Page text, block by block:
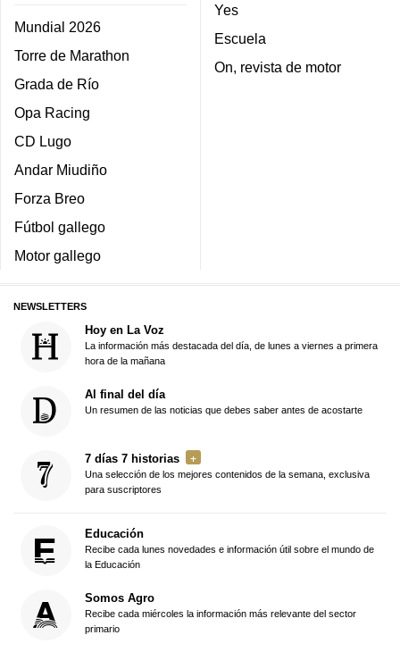
Mundial 2026
Torre de Marathon
Grada de Río
Opa Racing
CD Lugo
Andar Miudiño
Forza Breo
Fútbol gallego
Motor gallego
Yes
Escuela
On, revista de motor
NEWSLETTERS
Hoy en La Voz
La información más destacada del día, de lunes a viernes a primera
hora de la mañana
Al final del día
Un resumen de las noticias que debes saber antes de acostarte
7 días 7 historias
Una selección de los mejores contenidos de la semana, exclusiva
para suscriptores
Educación
Recibe cada lunes novedades e información útil sobre el mundo de
la Educación
Somos Agro
Recibe cada miércoles la información más relevante del sector
primario